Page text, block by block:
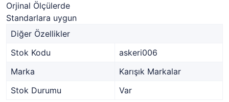
Orjinal Ölçülerde
Standarlara uygun
Diğer Özellikler
Stok Kodu
askeri006
Marka
Karışık Markalar
Stok Durumu
Var